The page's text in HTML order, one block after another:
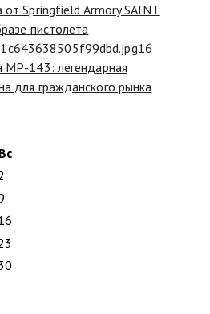
от Springfield Armory SAINT
пистолета
16
МР-143: легендарная
для гражданского рынка
Вс